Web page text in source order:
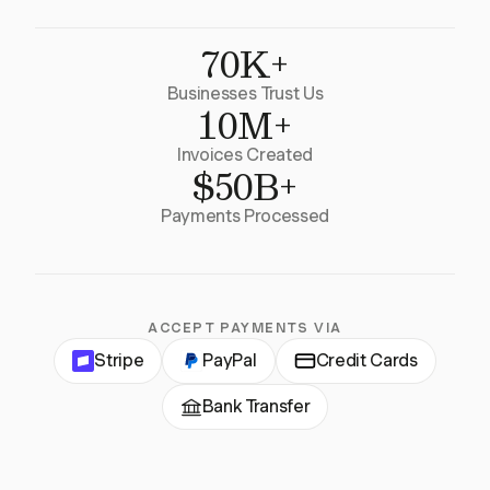
70K+
Businesses Trust Us
10M+
Invoices Created
$50B+
Payments Processed
ACCEPT PAYMENTS VIA
Stripe PayPal Credit Cards
Bank Transfer